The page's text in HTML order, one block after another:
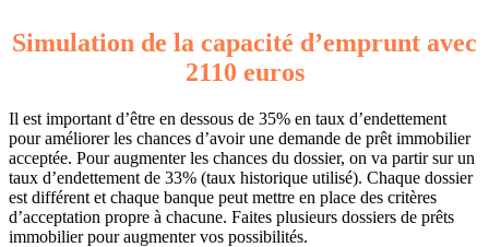
Simulation de la capacité d’emprunt avec
2110 euros
Il est important d’être en dessous de 35% en taux d’endettement
pour améliorer les chances d’avoir une demande de prêt immobilier
acceptée. Pour augmenter les chances du dossier, on va partir sur un
taux d’endettement de 33% (taux historique utilisé). Chaque dossier
est différent et chaque banque peut mettre en place des critères
d’acceptation propre à chacune. Faites plusieurs dossiers de prêts
immobilier pour augmenter vos possibilités.